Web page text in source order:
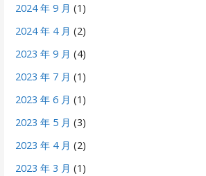
2024 年 9 月 (1)
2024 年 4 月 (2)
2023 年 9 月 (4)
2023 年 7 月 (1)
2023 年 6 月 (1)
2023 年 5 月 (3)
2023 年 4 月 (2)
2023 年 3 月 (1)